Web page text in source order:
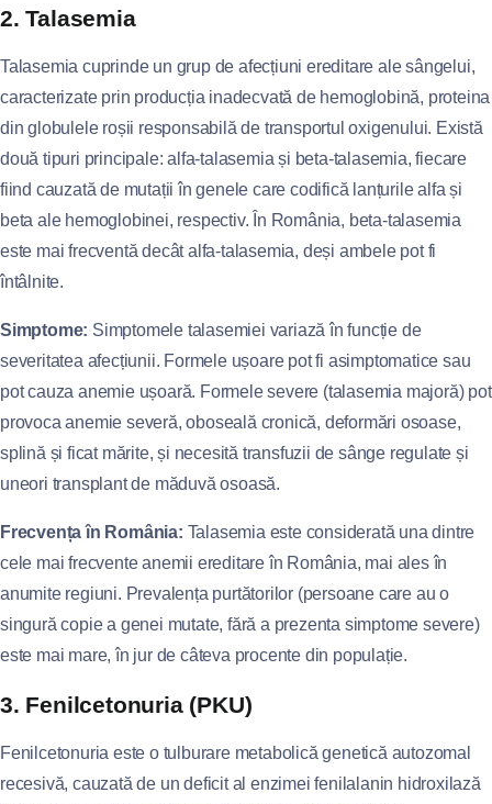
2. Talasemia
Talasemia cuprinde un grup de afecțiuni ereditare ale sângelui,
caracterizate prin producția inadecvată de hemoglobină, proteina
din globulele roșii responsabilă de transportul oxigenului. Există
două tipuri principale: alfa-talasemia și beta-talasemia, fiecare
fiind cauzată de mutații în genele care codifică lanțurile alfa și
beta ale hemoglobinei, respectiv. În România, beta-talasemia
este mai frecventă decât alfa-talasemia, deși ambele pot fi
întâlnite.
Simptome: Simptomele talasemiei variază în funcție de
severitatea afecțiunii. Formele ușoare pot fi asimptomatice sau
pot cauza anemie ușoară. Formele severe (talasemia majoră) pot
provoca anemie severă, oboseală cronică, deformări osoase,
splină și ficat mărite, și necesită transfuzii de sânge regulate și
uneori transplant de măduvă osoasă.
Frecvența în România: Talasemia este considerată una dintre
cele mai frecvente anemii ereditare în România, mai ales în
anumite regiuni. Prevalența purtătorilor (persoane care au o
singură copie a genei mutate, fără a prezenta simptome severe)
este mai mare, în jur de câteva procente din populație.
3. Fenilcetonuria (PKU)
Fenilcetonuria este o tulburare metabolică genetică autozomal
recesivă, cauzată de un deficit al enzimei fenilalanin hidroxilază